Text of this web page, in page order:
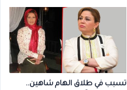
تسبب في طلاق الهام شاهين..